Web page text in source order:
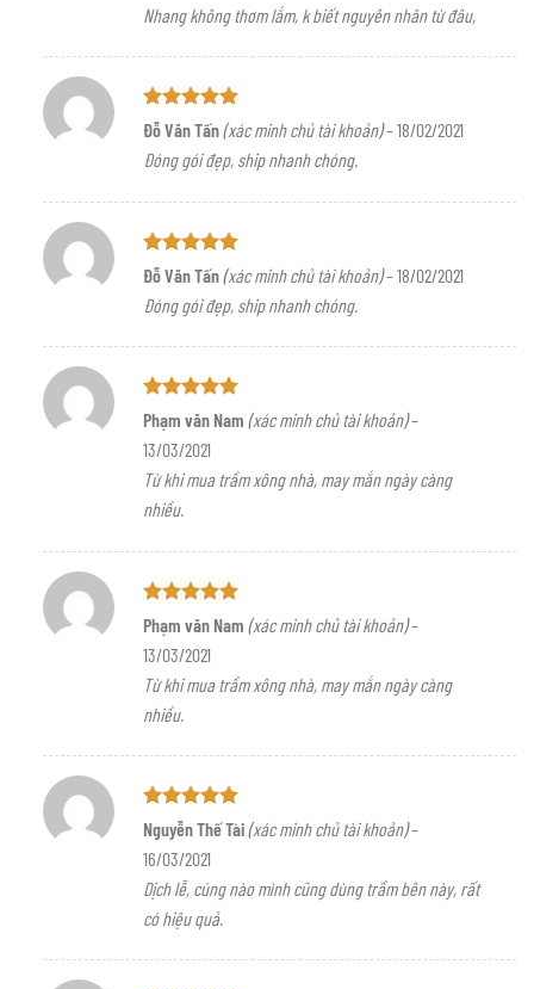
Nhang không thơm lắm, k biết nguyên nhân từ đâu,
Được xếp
hạng55
sao
Đỗ Văn Tấn(xác minh chủ tài khoản)–18/02/2021
Đóng gói đẹp, ship nhanh chóng.
Được xếp
hạng55
sao
Đỗ Văn Tấn(xác minh chủ tài khoản)–18/02/2021
Đóng gói đẹp, ship nhanh chóng.
Được xếp
hạng55
sao
Phạm văn Nam (xác minh chủ tài khoản)–
13/03/2021
Từ khi mua trầm xông nhà, may mắn ngày càng
nhiều.
Được xếp
hạng55
sao
Phạm văn Nam (xác minh chủ tài khoản)–
13/03/2021
Từ khi mua trầm xông nhà, may mắn ngày càng
nhiều.
Được xếp
hạng5 5
sao
Nguyễn Thế Tài(xác minh chủ tài khoản)–
16/03/2021
Dịch lễ, cúng nào mình cũng dùng trầm bên này, rất
có hiệu quả.